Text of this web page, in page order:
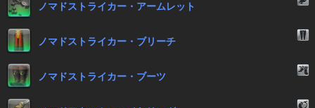
ノマドストライカー・アームレット
ノマドストライカー・ブリーチ
ノマドストライカー・ブーツ